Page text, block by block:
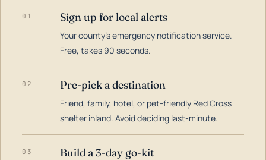
01 Sign up for local alerts
Your county's emergency notification service.
Free, takes 90 seconds.
02 Pre-pick a destination
Friend, family, hotel, or pet-friendly Red Cross
shelter inland. Avoid deciding last-minute.
03 Build a 3-day go-kit